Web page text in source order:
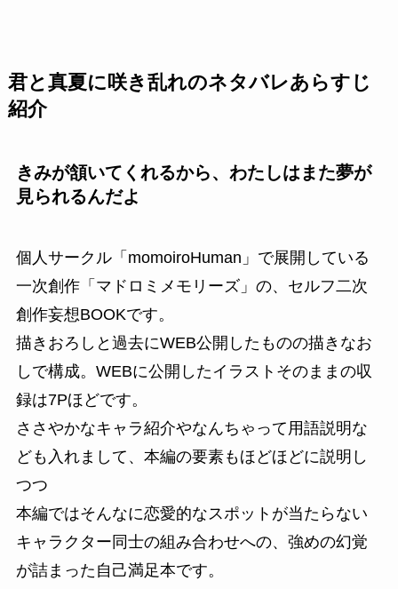
君と真夏に咲き乱れのネタバレあらすじ
紹介
きみが頷いてくれるから、わたしはまた夢が
見られるんだよ
個人サークル「momoiroHuman」で展開している
一次創作「マドロミメモリーズ」の、セルフ二次
創作妄想BOOKです。
描きおろしと過去にWEB公開したものの描きなお
しで構成。WEBに公開したイラストそのままの収
録は7Pほどです。
ささやかなキャラ紹介やなんちゃって用語説明な
ども入れまして、本編の要素もほどほどに説明し
つつ
本編ではそんなに恋愛的なスポットが当たらない
キャラクター同士の組み合わせへの、強めの幻覚
が詰まった自己満足本です。